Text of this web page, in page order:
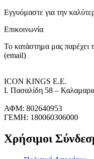
Εγγυόμαστε για την
Επικοινωνία
Το κατάστημα μας παρέχει
(email)
ICON KINGS Ε.Ε.
Ι. Πασαλίδη 58 –
ΑΦΜ: 802640953
ΓΕΜΗ: 180060306000
Χρήσιμοι